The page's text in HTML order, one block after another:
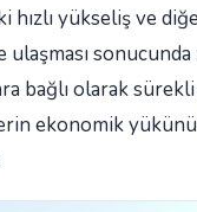
yükseliş ve
bağlı olarak
ekonomik yükünü